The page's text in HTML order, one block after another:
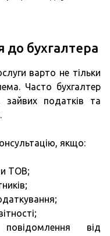
до бухгалтера
варто не тільки
Часто бухгалтер
зайвих податків та
якщо:
ТОВ;
від